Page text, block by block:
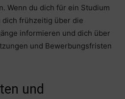
Wenn du dich für ein Studium
frühzeitig über die
informieren und dich über
und Bewerbungsfristen
und